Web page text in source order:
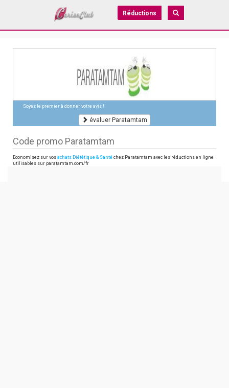
Réductions
Soyez le premier à donner votre avis !
évaluer Paratamtam
Code promo Paratamtam
Economisez sur vos achats Diététique & Santé chez Paratamtam avec les réductions en ligne
utilisables sur paratamtam.com/fr